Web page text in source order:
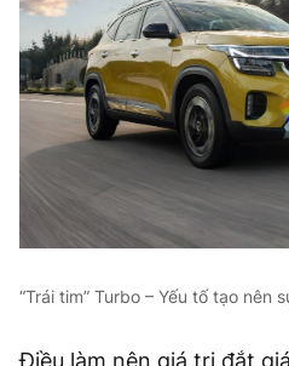
“Trái tim” Turbo – Yếu tố tạo nên
Điều làm nên giá trị đắt